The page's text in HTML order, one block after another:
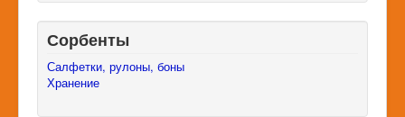
Сорбенты
Салфетки, рулоны, боны
Хранение